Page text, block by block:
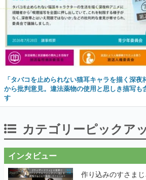
「タバコを止められない猫耳キャラを描く深
から批判意見。違法薬物の使用と思しき描写
す
カテゴリーピックア
インタビュー
作り込みのすさま